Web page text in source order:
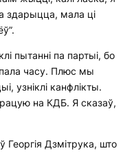
здарыцца, мала ці
пытанні па партыі, бо
часу. Плюс мы
узніклі канфлікты.
на КДБ. Я сказаў,
Георгія Дзмітрука, што